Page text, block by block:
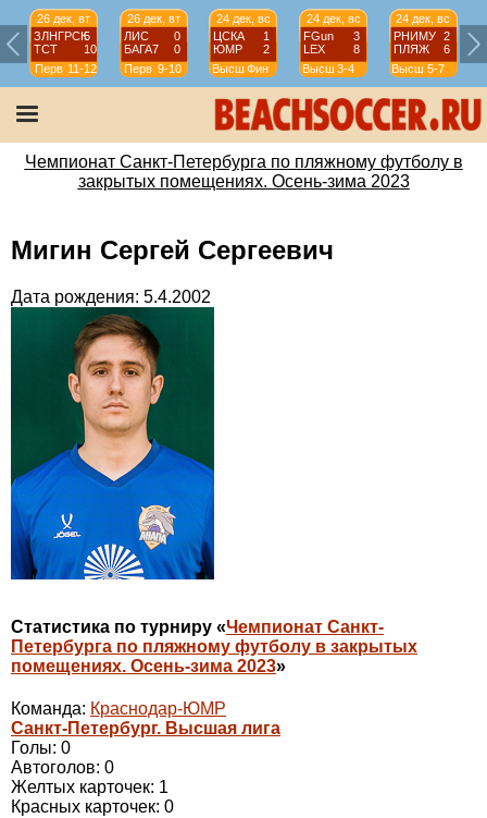
26 дек, вт
ЗЛНГРСК5
ТСТ
10
Перв 11-12
26 дек, вт
ЛИС
0
БАГА7
0
Перв 9-10
24 дек, вс
ЦСКА
1
ЮМР
2
Высш Фин
24 дек, вс
FGun
3
LEX
8
Высш 3-4
24 дек, вс
РНИМУ
2
ПЛЯЖ
6
Высш 5-7
Чемпионат Санкт-Петербурга по пляжному футболу в
закрытых помещениях. Осень-зима 2023
Мигин Сергей Сергеевич
Дата рождения: 5.4.2002
Статистика по турниру «Чемпионат Санкт-
Петербурга по пляжному футболу в закрытых
помещениях. Осень-зима 2023»
Команда: Краснодар-ЮМР
Санкт-Петербург. Высшая лига
Голы: 0
Автоголов: 0
Желтых карточек: 1
Красных карточек: 0